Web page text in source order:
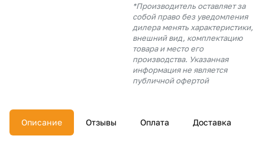
*Производитель оставляет за
собой право без уведомления
дилера менять характеристики,
внешний вид, комплектацию
товара и место его
производства. Указанная
информация не является
публичной офертой
Описание Отзывы Оплата Доставка